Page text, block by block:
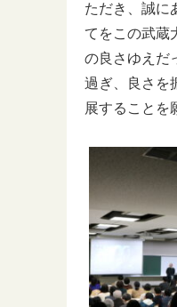
ただき、誠に
てをこの武蔵
の良さゆえだ
過ぎ、良さを
展することを